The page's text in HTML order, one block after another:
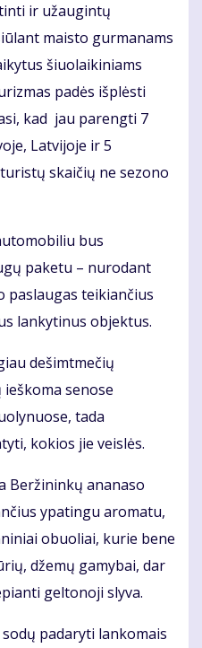
ir užaugintų
maisto gurmanams
šiuolaikiniams
padės išplėsti
kad jau parengti 7
Latvijoje ir 5
skaičių ne sezono
bus
paketu – nurodant
paslaugas teikiančius
lankytinus objektus.
dešimtmečių
senose
tada
kokios jie veislės.
Beržininkų ananaso
ypatingu aromatu,
obuoliai, kurie bene
džemų gamybai, dar
geltonoji slyva.
padaryti lankomais